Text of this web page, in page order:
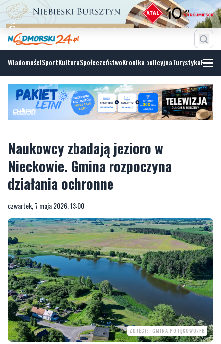
WiadomościSportKulturaSpołeczeństwoKronika policyjnaTurystyka
Naukowcy zbadają jezioro w
działania ochronne
czwartek, 7 maja 2026, 13:00
ZDJĘCIE: GMINA POTĘGOWO/FB
Jezioro w Nieckowie stanie się przedmiotem szczegółowych badań
naukowych. Gmina Potęgowo podpisała umowę z Uniwersytetem